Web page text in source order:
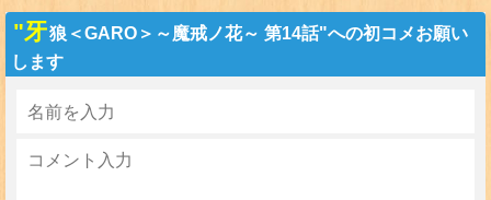
"牙狼＜GARO＞～魔戒ノ花～ 第14話"への初コメお願い
します